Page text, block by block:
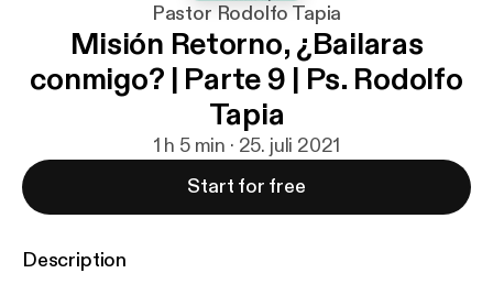
Pastor Rodolfo Tapia
Misión Retorno, ¿Bailaras
conmigo? | Parte 9 | Ps. Rodolfo
Tapia
1 h 5 min · 25. juli 2021
Start for free
Description